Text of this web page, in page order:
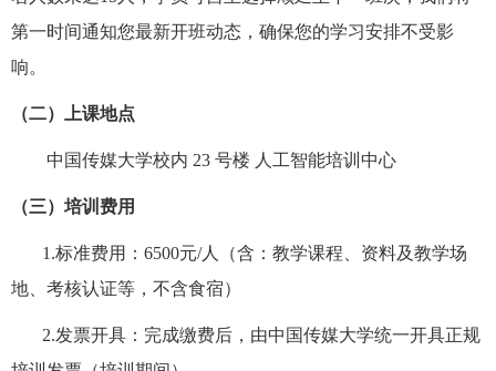
第一时间通知您最新开班动态，确保您的学习安排不受影
响。
（二）上课地点
中国传媒大学校内 23号楼 人工智能培训中心
（三）培训费用
1.标准费用： 6500元/人（含：教学课程、资料及教学场
地、考核认证等，不含食宿）
2.发票开具：完成缴费后，由中国传媒大学统一开具正规